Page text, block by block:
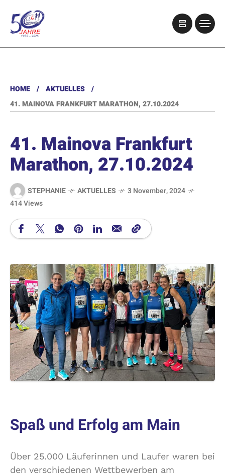
HOME
AKTUELLES
41. MAINOVA FRANKFURT MARATHON, 27.10.2024
41. Mainova Frankfurt
Marathon, 27.10.2024
STEPHANIE AKTUELLES
3 November, 2024
414 Views
Spaß und Erfolg am Main
Über 25.000 Läuferinnen und Laufer waren bei
den verschiedenen Wettbewerben am